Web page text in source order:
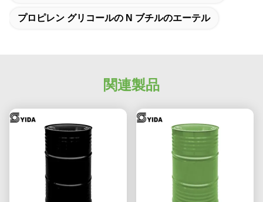
プロピレン グリコールの N ブチルのエーテル
関連製品